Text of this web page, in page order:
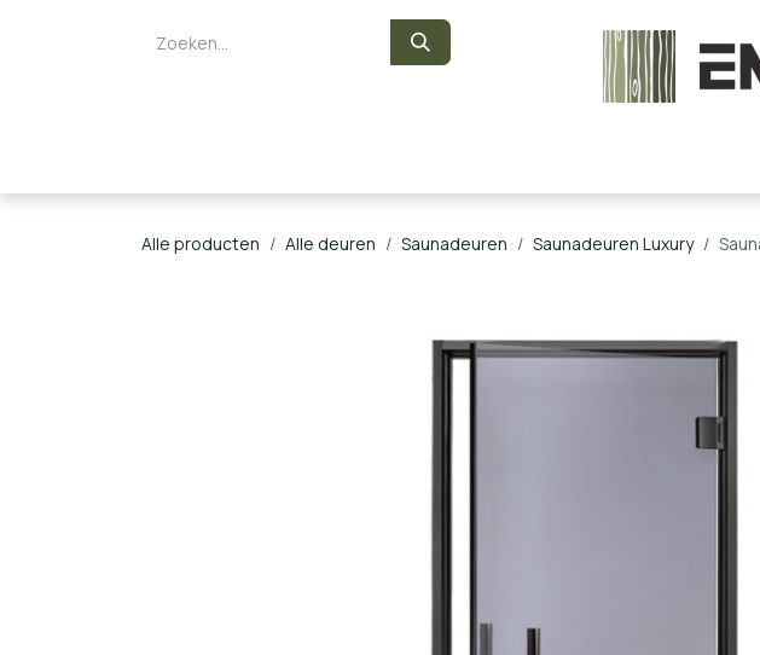
Alle producten Alle deuren Saunadeuren Saunadeuren Luxury